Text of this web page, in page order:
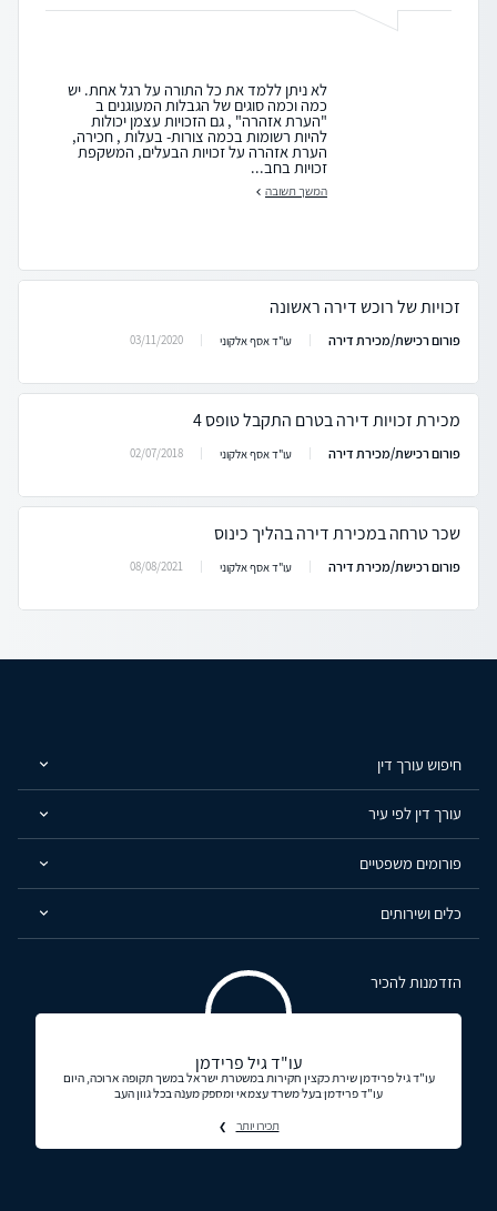
לא ניתן ללמד את כל התורה על רגל אחת. יש
כמה וכמה סוגים של הגבלות המעוגנים ב
"הערת אזהרה" , גם הזכויות עצמן יכולות
להיות רשומות בכמה צורות- בעלות , חכירה,
הערת אזהרה על זכויות הבעלים, המשקפת
זכויות בחב...
המשך תשובה
זכויות של רוכש דירה ראשונה
פורום רכישת/מכירת דירה עו"ד אסף אלקוני 03/11/2020
מכירת זכויות דירה בטרם התקבל טופס 4
פורום רכישת/מכירת דירה עו"ד אסף אלקוני 02/07/2018
שכר טרחה במכירת דירה בהליך כינוס
פורום רכישת/מכירת דירה עו"ד אסף אלקוני 08/08/2021
חיפוש עורך דין
עורך דין לפי עיר
פורומים משפטיים
כלים ושירותים
הזדמנות להכיר
עו"ד גיל פרידמן
עו"ד גיל פרידמן שירת כקצין חקירות במשטרת ישראל במשך תקופה ארוכה, היום
עו"ד פרידמן בעל משרד עצמאי ומספק מענה בכל גוון העב
תכירו יותר